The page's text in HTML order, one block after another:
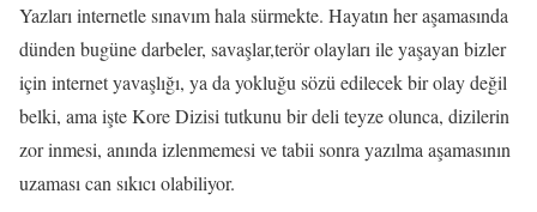
Yazları internetle sınavım hala sürmekte. Hayatın her aşamasında
dünden bugüne darbeler, savaşlar,terör olayları ile yaşayan bizler
için internet yavaşlığı, ya da yokluğu sözü edilecek bir olay değil
belki, ama işte Kore Dizisi tutkunu bir deli teyze olunca, dizilerin
zor inmesi, anında izlenmemesi ve tabii sonra yazılma aşamasının
uzaması can sıkıcı olabiliyor.